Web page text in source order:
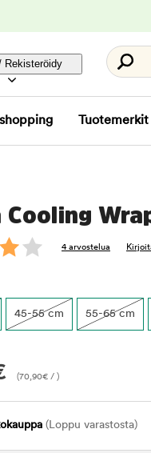
Rekisteröidy
Tuotemerkit
Cooling
4 arvostelua
45-55 cm 55-65 cm
(70,90€ / )
(Loppu varastosta)